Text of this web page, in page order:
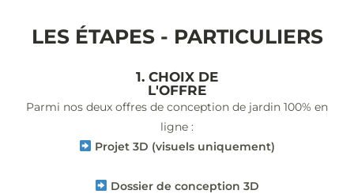
LES ÉTAPES - PARTICULIERS
1. CHOIX DE
L'OFFRE
Parmi nos deux offres de conception de jardin 100% en
ligne :
Projet 3D (visuels uniquement)
Dossier de conception 3D